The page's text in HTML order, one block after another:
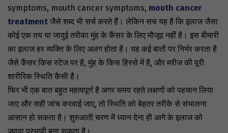
symptoms, mouth cancer symptoms, mouth cancer
treatment जैसे शब्द भी सर्च करते हैं। लेकिन सच यह है कि इलाज जैसा
कोई एक तय या जादुई तरीका मुंह के कैंसर के लिए मौजूद नहीं है। इस बीमारी
का इलाज हर व्यक्ति के लिए अलग होता है। यह कई बातों पर निर्भर करता है
जैसे कैंसर किस स्टेज पर है, मुंह के किस हिस्से में है, और मरीज की पूरी
शारीरिक स्थिति कैसी है।
फिर भी एक बात बहुत महत्वपूर्ण है अगर समय रहते लक्षणों को पहचान लिया
जाए और सही जांच करवाई जाए, तो स्थिति को बेहतर तरीके से संभालना
आसान हो सकता है। शुरुआती चरण में ध्यान देना ही आगे के इलाज को